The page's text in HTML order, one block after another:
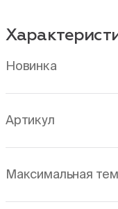
Новинка
Артикул
Максимальная